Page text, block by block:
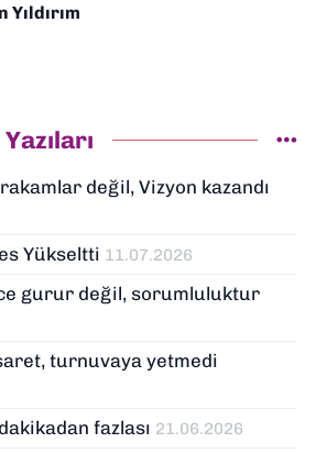
Yıldırım
değil, Vizyon kazandı
Yükseltti 11.07.2026
gurur değil, sorumluluktur
turnuvaya yetmedi
fazlası 21.06.2026